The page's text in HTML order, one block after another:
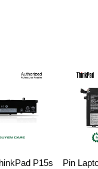
P15s Pin